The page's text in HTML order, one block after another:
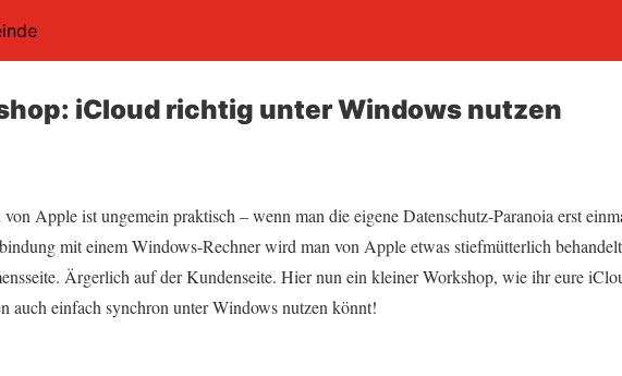
iCloud richtig unter Windows nutzen
Apple ist ungemein praktisch – wenn man die eigene Datenschutz-Paranoia erst
mit einem Windows-Rechner wird man von Apple etwas stiefmütterlich
Ärgerlich auf der Kundenseite. Hier nun ein kleiner Workshop, wie ihr eure
auch einfach synchron unter Windows nutzen könnt!